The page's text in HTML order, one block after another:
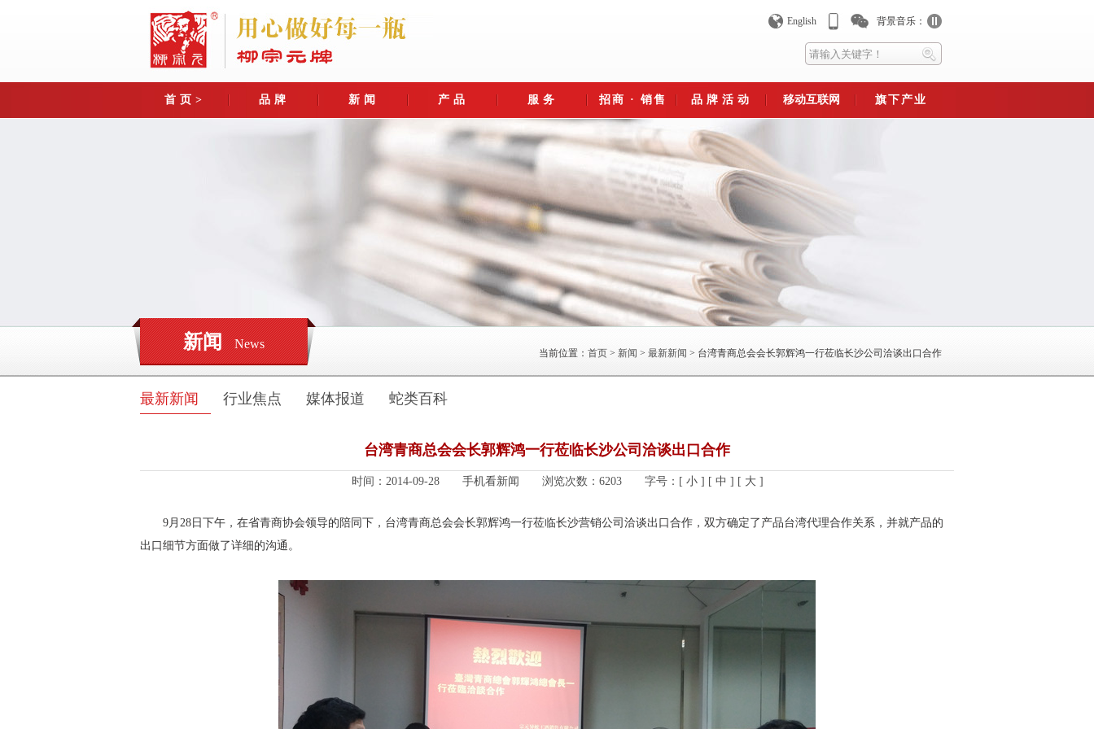
背景音乐：
English
首页> 品牌
传承酿艺
社会责任
企业目标
打造"十亿产值，百年品牌"
新闻
蛇类百科
永州之野——异
蛇世界旅游景区
迎来外国客人
红网零陵站讯(记者 陈斌 杨坤) 3月
27日，日本民间文化旅游团...
AAA级旅游景
区“永州之野—异
蛇世界”邀国内百
家旅行社来景区
参观
景区负责人谭群英向旅行社代表推
荐主要景点及游览线2019年1月...
产品
青花瓷原液
美容护肤
蛇肽水光精华原液
蛇油滋养嫩手霜
蛇脂玉润保湿面膜
蛇肽纤脸紧致面膜
周边产品
蛇毒肽护肤套装
服务
人才招聘
客户服务
市场反馈
法律声明
投诉打假
招商 · 销售
销售平台
招商代理
全国服务热线：
0746-6318186
全国招商电话：
0731-85620663
品牌活动 移动互联网
官方微信公众号
手机用户可以扫描上图二维码，及时获取公司相关
动态!!
旗下产业
永州异蛇生物制药公司
新闻 News
当前位置： 首页 > 新闻 > 最新新闻 > 台湾青商总会会长郭辉鸿一行莅临长沙公司洽谈出口合作
最新新闻 行业焦点 媒体报道 蛇类百科
台湾青商总会会长郭辉鸿一行莅临长沙公司洽谈出口合作
时间：2014-09-28 手机看新闻 浏览次数：6203 字号： [ 小 ] [ 中 ] [ 大 ]
9月28日下午，在省青商协会领导的陪同下，台湾青商总会会长郭辉鸿一行莅临长沙营销公司洽谈出口合作，双方确定了产品台湾代理合作关系，并就产品的
出口细节方面做了详细的沟通。